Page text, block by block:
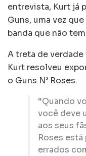
entrevista, Kurt já
Guns, uma vez
banda que não
A treta de
Kurt resolveu
o Guns N’ Roses.
“Quando
você deve
aos seus
Roses
errados